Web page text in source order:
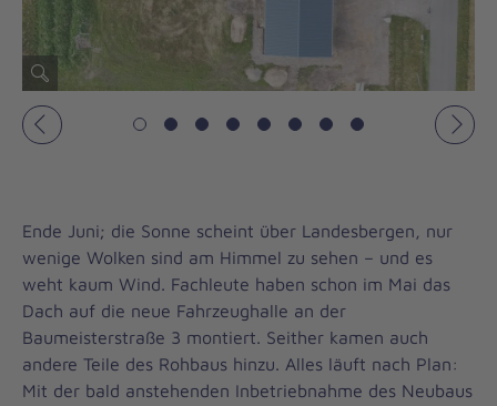
Vorheriges
Ende Juni; die Sonne scheint über Landesbergen, nur
wenige Wolken sind am Himmel zu sehen – und es
weht kaum Wind. Fachleute haben schon im Mai das
Dach auf die neue Fahrzeughalle an der
Baumeisterstraße 3 montiert. Seither kamen auch
andere Teile des Rohbaus hinzu. Alles läuft nach Plan:
Mit der bald anstehenden Inbetriebnahme des Neubaus